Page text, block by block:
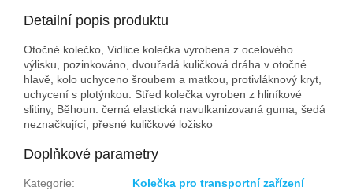
Detailní popis produktu
Otočné kolečko, Vidlice kolečka vyrobena z ocelového
výlisku, pozinkováno, dvouřadá kuličková dráha v otočné
hlavě, kolo uchyceno šroubem a matkou, protivláknový kryt,
uchycení s plotýnkou. Střed kolečka vyroben z hliníkové
slitiny, Běhoun: černá elastická navulkanizovaná guma, šedá
neznačkující, přesné kuličkové ložisko
Doplňkové parametry
Kategorie:
Kolečka pro transportní zařízení